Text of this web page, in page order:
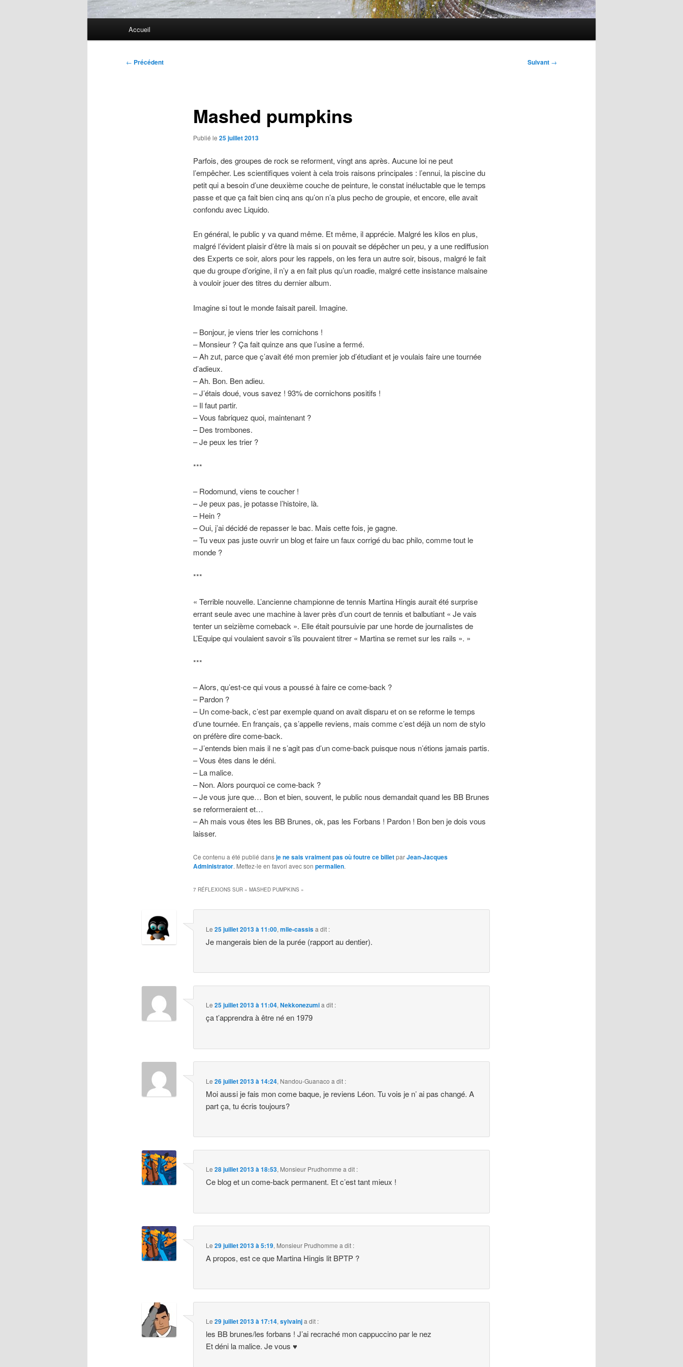
Accueil
Navigation
← Précédent Suivant →
Mashed pumpkins
Publié le 25 juillet 2013
Parfois, des groupes de rock se reforment, vingt ans après. Aucune loi ne peut
l’empêcher. Les scientifiques voient à cela trois raisons principales : l’ennui, la piscine du
petit qui a besoin d’une deuxième couche de peinture, le constat inéluctable que le temps
passe et que ça fait bien cinq ans qu’on n’a plus pecho de groupie, et encore, elle avait
confondu avec Liquido.
En général, le public y va quand même. Et même, il apprécie. Malgré les kilos en plus,
malgré l’évident plaisir d’être là mais si on pouvait se dépêcher un peu, y a une rediffusion
des Experts ce soir, alors pour les rappels, on les fera un autre soir, bisous, malgré le fait
que du groupe d’origine, il n’y a en fait plus qu’un roadie, malgré cette insistance malsaine
à vouloir jouer des titres du dernier album.
Imagine si tout le monde faisait pareil. Imagine.
– Bonjour, je viens trier les cornichons !
– Monsieur ? Ça fait quinze ans que l’usine a fermé.
– Ah zut, parce que ç’avait été mon premier job d’étudiant et je voulais faire une tournée
d’adieux.
– Ah. Bon. Ben adieu.
– J’étais doué, vous savez ! 93% de cornichons positifs !
– Il faut partir.
– Vous fabriquez quoi, maintenant ?
– Des trombones.
– Je peux les trier ?
***
– Rodomund, viens te coucher !
– Je peux pas, je potasse l’histoire, là.
– Hein ?
– Oui, j’ai décidé de repasser le bac. Mais cette fois, je gagne.
– Tu veux pas juste ouvrir un blog et faire un faux corrigé du bac philo, comme tout le
monde ?
***
« Terrible nouvelle. L’ancienne championne de tennis Martina Hingis aurait été surprise
errant seule avec une machine à laver près d’un court de tennis et balbutiant « Je vais
tenter un seizième comeback ». Elle était poursuivie par une horde de journalistes de
L’Equipe qui voulaient savoir s’ils pouvaient titrer « Martina se remet sur les rails ». »
***
– Alors, qu’est-ce qui vous a poussé à faire ce come-back ?
– Pardon ?
– Un come-back, c’est par exemple quand on avait disparu et on se reforme le temps
d’une tournée. En français, ça s’appelle reviens, mais comme c’est déjà un nom de stylo
on préfère dire come-back.
– J’entends bien mais il ne s’agit pas d’un come-back puisque nous n’étions jamais partis.
– Vous êtes dans le déni.
– La malice.
– Non. Alors pourquoi ce come-back ?
– Je vous jure que… Bon et bien, souvent, le public nous demandait quand les BB Brunes
se reformeraient et…
– Ah mais vous êtes les BB Brunes, ok, pas les Forbans ! Pardon ! Bon ben je dois vous
laisser.
Ce contenu a été publié dansje ne sais vraiment pas où foutre ce billetparJean-Jacques
Administrator. Mettez-le en favori avec son permalien.
7 RÉFLEXIONS SUR « MASHED PUMPKINS»
Le25 juillet 2013 à 11:00,mlle-cassisa dit :
Je mangerais bien de la purée (rapport au dentier).
Le25 juillet 2013 à 11:04,Nekkonezumia dit :
ça t’apprendra à être né en 1979
Le26 juillet 2013 à 14:24, Nandou-Guanaco a dit :
Moi aussi je fais mon come baque, je reviens Léon. Tu vois je n’ ai pas changé. A
part ça, tu écris toujours?
Le28 juillet 2013 à 18:53, Monsieur Prudhomme a dit :
Ce blog et un come-back permanent. Et c’est tant mieux !
Le29 juillet 2013 à 5:19, Monsieur Prudhomme a dit :
A propos, est ce que Martina Hingis lit BPTP ?
Le29 juillet 2013 à 17:14,sylvainja dit :
les BB brunes/les forbans ! J’ai recraché mon cappuccino par le nez
Et déni la malice. Je vous ♥